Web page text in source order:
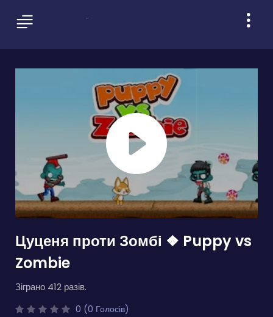
Цуценя проти Зомбі ❖ Puppy vs
Zombie
Зіграно 412 разів.
0 (0 Голосів)